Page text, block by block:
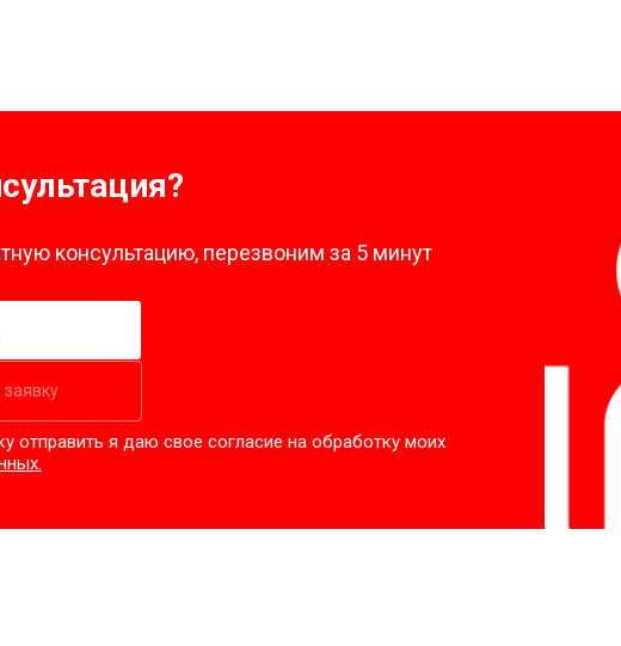
консультацию, перезвоним за 5 минут
отправить я даю свое согласие на обработку моих